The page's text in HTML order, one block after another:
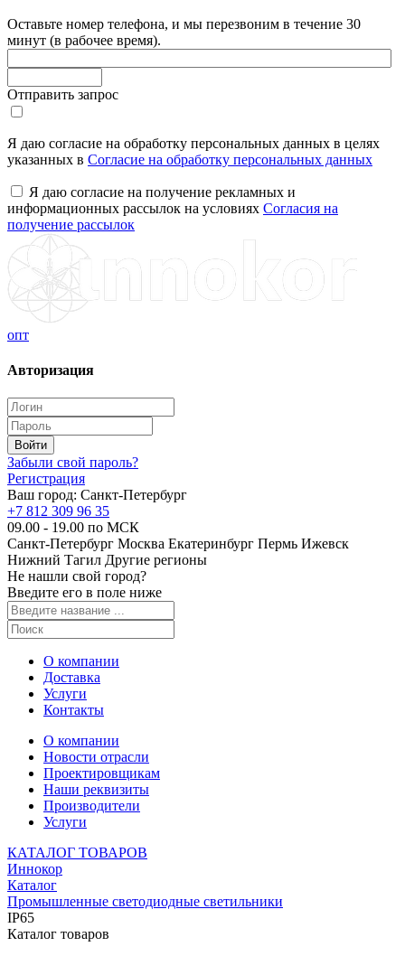
Оставьте номер телефона, и мы перезвоним в течение 30
минут (в рабочее время).
Отправить запрос
Я даю согласие на обработку персональных данных в целях
указанных в Согласие на обработку персональных данных
Я даю согласие на получение рекламных и
информационных рассылок на условиях Согласия на
получение рассылок
опт
Авторизация
Забыли свой пароль?
Регистрация
Ваш город: Санкт-Петербург
+7 812 309 96 35
09.00 - 19.00 по МСК
Санкт-Петербург Москва Екатеринбург Пермь Ижевск
Нижний Тагил Другие регионы
Не нашли свой город?
Введите его в поле ниже
О компании
Доставка
Услуги
Контакты
О компании
Новости отрасли
Проектировщикам
Наши реквизиты
Производители
Услуги
КАТАЛОГ ТОВАРОВ
Иннокор
Каталог
Промышленные светодиодные светильники
IP65
Каталог товаров